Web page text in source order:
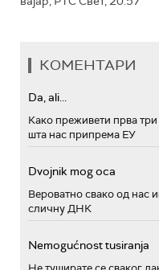
КОМЕНТАРИ
Da, ali...
Како преживети прва
шта нас припрема ЕУ
Dvojnik mog oca
Вероватно свако од нас
сличну ДНК
Nemogućnost tusiranja